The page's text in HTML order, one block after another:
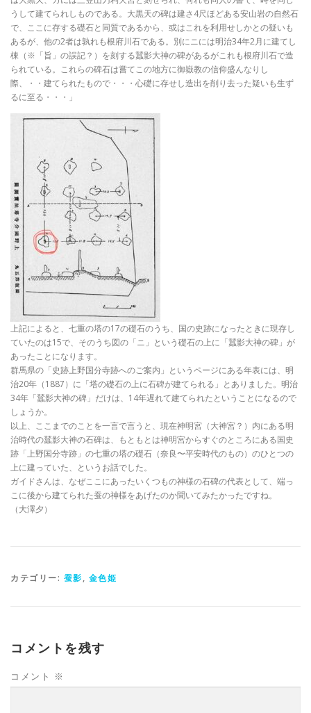
うして建てられしものである。大黒天の碑は建さ4尺ほどある安山岩の自然石
で、ここに存する礎石と同質であるから、或はこれを利用せしかとの疑いも
あるが、他の2者は孰れも根府川石である。別にニには明治34年2月に建てし
棟（※「旨」の誤記？）を刻する蠺影大神の碑があるがこれも根府川石で造
られている。これらの碑石は嘗てこの地方に御嶽教の信仰盛んなりし
際、・・建てられたもので・・・心礎に存せし造出を削り去った疑いも生ず
るに至る・・・」
上記によると、七重の塔の17の礎石のうち、国の史跡になったときに現存し
ていたのは15で、そのうち図の「ニ」という礎石の上に「蠺影大神の碑」が
あったことになります。
群馬県の「史跡上野国分寺跡へのご案内」というページにある年表には、明
治20年（1887）に「塔の礎石の上に石碑が建てられる」とありました。明治
34年「蠺影大神の碑」だけは、14年遅れて建てられたということになるので
しょうか。
以上、ここまでのことを一言で言うと、現在神明宮（大神宮？）内にある明
治時代の蠺影大神の石碑は、もともとは神明宮からすぐのところにある国史
跡「上野国分寺跡」の七重の塔の礎石（奈良〜平安時代のもの）のひとつの
上に建っていた、というお話でした。
ガイドさんは、なぜここにあったいくつもの神様の石碑の代表として、端っ
こに後から建てられた蚕の神様をあげたのか聞いてみたかったですね。
（大澤夕）
カテゴリー: 蚕影, 金色姫
コメントを残す
コメント ※